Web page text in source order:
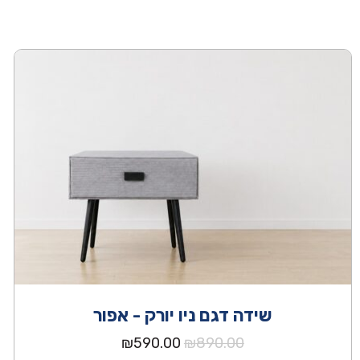
שידה דגם ניו יורק - אפור
₪890.00
המחיר
₪590.00